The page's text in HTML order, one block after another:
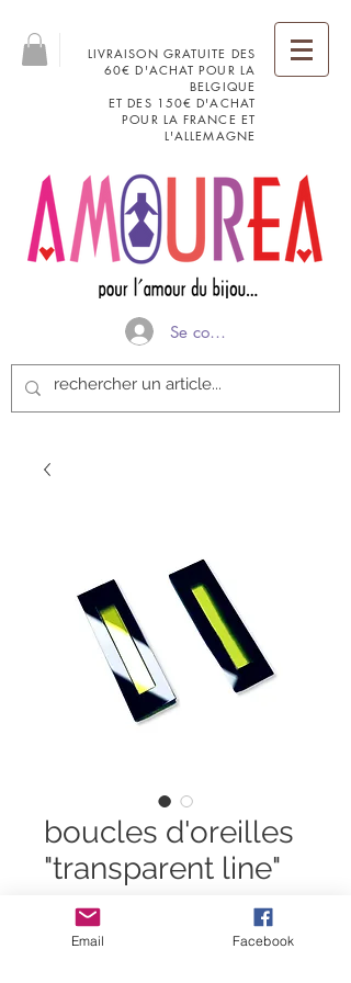
LIVRAISON GRATUITE DES
60€ D'ACHAT POUR LA
BELGIQUE
ET DES 150€ D'ACHAT
POUR LA FRANCE ET
L'ALLEMAGNE
Se connecter
boucles d'oreilles
"transparent line"
30,00 €
promotionnel
Quantité
Email Facebook